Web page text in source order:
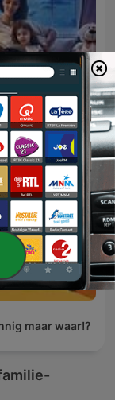
pentru copii
maar waar!?